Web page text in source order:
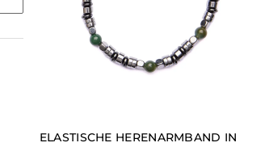
ELASTISCHE HERENARMBAND IN